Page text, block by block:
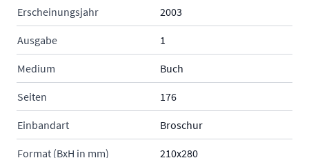
Erscheinungsjahr 2003
Ausgabe 1
Medium Buch
Seiten 176
Einbandart Broschur
Format (BxH in mm) 210x280